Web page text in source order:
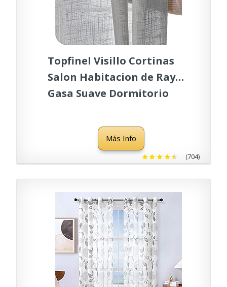
Topfinel Visillo Cortinas
Salon Habitacion de Raya
Gasa Suave Dormitorio
Ventanas Cocina Sala de
Estar con Ojales 2 Piezas
Más Info
(704)